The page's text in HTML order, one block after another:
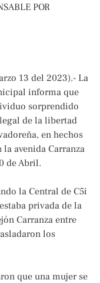
POR
13 del 2023).- La
informa que
sorprendido
de la libertad
en hechos
avenida Carranza
de Abril.
la Central de C5i
privada de la
Carranza entre
los
que una mujer se